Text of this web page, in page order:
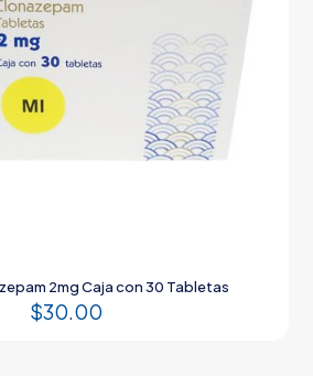
2mg Caja con 30 Tabletas
$30.00